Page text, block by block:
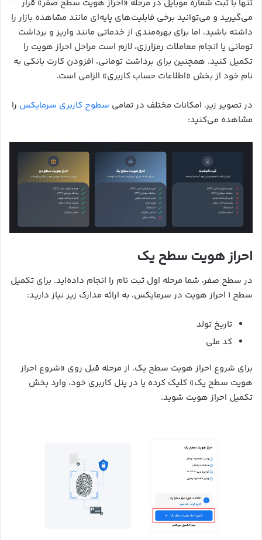
تنها با ثبت شماره موبایل در مرحله «احراز هویت سطح صفر» قرار
می‌گیرید و می‌توانید برخی قابلیت‌های پایه‌ای مانند مشاهده بازار را
داشته باشید، اما برای بهره‌مندی از خدماتی مانند واریز و برداشت
تومانی یا انجام معاملات رمزارزی، لازم است مراحل احراز هویت را
تکمیل کنید. همچنین برای برداشت تومانی، افزودن کارت بانکی به
نام خود از بخش «اطلاعات حساب کاربری» الزامی است.
در تصویر زیر، امکانات مختلف در تمامی سطوح کاربری سرمایکس را
مشاهده می‌کنید:
احراز هویت سطح یک
در سطح صفر، شما مرحله اول ثبت نام را انجام داده‌اید. برای تکمیل
سطح ۱ احراز هویت در سرمایکس، به ارائه مدارک زیر نیاز دارید:
تاریخ تولد
کد ملی
برای شروع احراز هویت سطح یک، از مرحله قبل روی «شروع احراز
هویت سطح یک» کلیک کرده یا در پنل کاربری خود، وارد بخش
تکمیل احراز هویت شوید.